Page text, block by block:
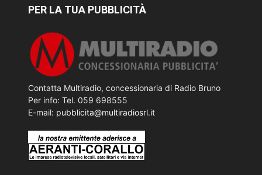
PER LA TUA PUBBLICITÀ
Contatta Multiradio, concessionaria di Radio Bruno
Per info: Tel. 059 698555
E-mail: pubblicita@multiradiosrl.it